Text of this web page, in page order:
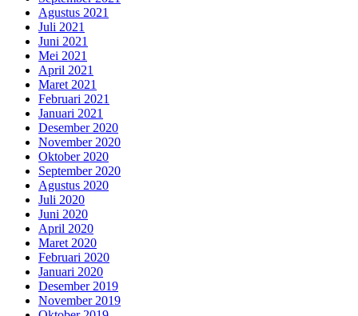
Agustus 2021
Juli 2021
Juni 2021
Mei 2021
April 2021
Maret 2021
Februari 2021
Januari 2021
Desember 2020
November 2020
Oktober 2020
September 2020
Agustus 2020
Juli 2020
Juni 2020
April 2020
Maret 2020
Februari 2020
Januari 2020
Desember 2019
November 2019